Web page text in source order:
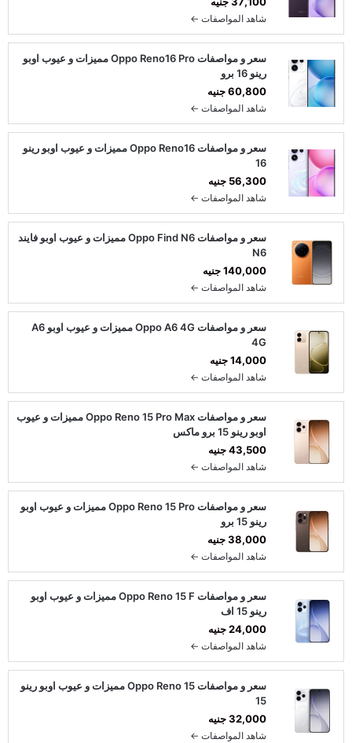
شاهد المواصفات ←
سعر و مواصفات Oppo Reno16 Pro مميزات و عيوب اوبو
رينو 16 برو
60,800 جنيه
شاهد المواصفات ←
سعر و مواصفات Oppo Reno16 مميزات و عيوب اوبو رينو
16
56,300 جنيه
شاهد المواصفات ←
سعر و مواصفات Oppo Find N6 مميزات و عيوب اوبو فايند
N6
140,000 جنيه
شاهد المواصفات ←
سعر و مواصفات Oppo A6 4G مميزات و عيوب اوبو A6
4G
14,000 جنيه
شاهد المواصفات ←
سعر و مواصفات Oppo Reno 15 Pro Max مميزات و عيوب
اوبو رينو 15 برو ماكس
43,500 جنيه
شاهد المواصفات ←
سعر و مواصفات Oppo Reno 15 Pro مميزات و عيوب اوبو
رينو 15 برو
38,000 جنيه
شاهد المواصفات ←
سعر و مواصفات Oppo Reno 15 F مميزات و عيوب اوبو
رينو 15 اف
24,000 جنيه
شاهد المواصفات ←
سعر و مواصفات Oppo Reno 15 مميزات و عيوب اوبو رينو
15
32,000 جنيه
شاهد المواصفات ←